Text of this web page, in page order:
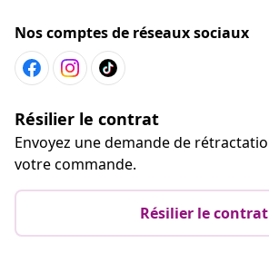
Nos comptes de réseaux sociaux
Résilier le contrat
Envoyez une demande de
votre commande.
Résilier le contrat